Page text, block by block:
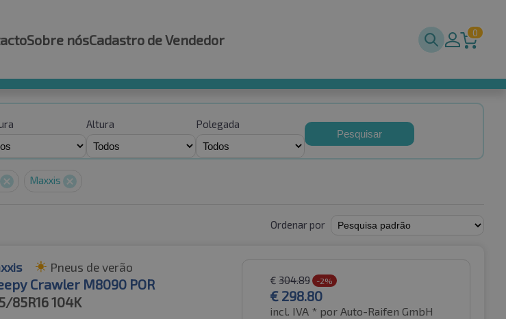
Sobre nósCadastro de Vendedor 0
Altura Polegada
Pesquisar
Maxxis
Ordenar por
Pneus de verão
Crawler M8090 POR
85R16104K
€ 304.89 -2%
€ 298.80
incl. IVA * por Auto-Raifen GmbH